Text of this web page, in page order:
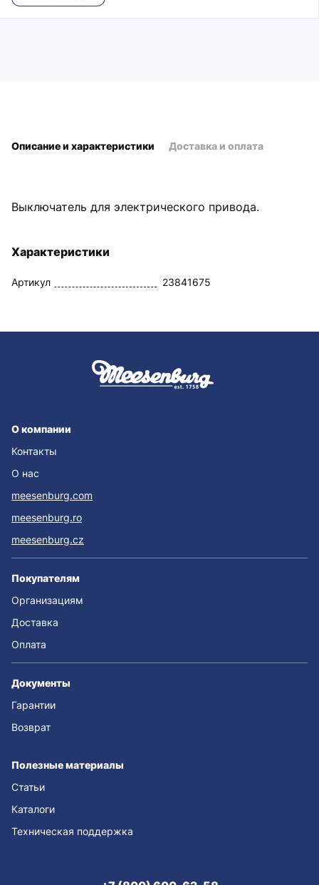
Выключатель для электрического привода.
Характеристики
Артикул 23841675
Описание и характеристики Доставка и оплата
О компании
Контакты
О нас
meesenburg.com
meesenburg.ro
meesenburg.cz
Покупателям
Организациям
Доставка
Оплата
Документы
Гарантии
Возврат
Полезные материалы
Статьи
Каталоги
Техническая поддержка